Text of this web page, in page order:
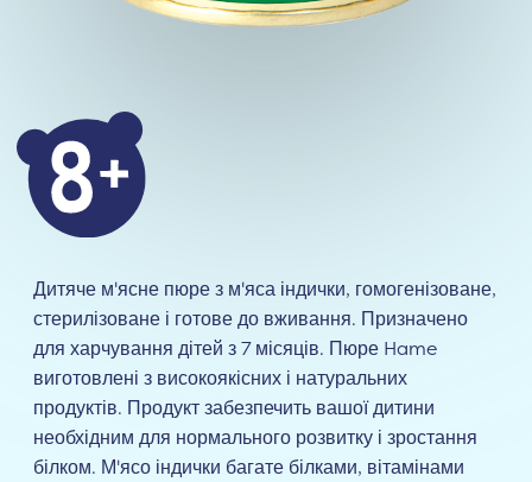
Дитяче м'ясне пюре з м'яса індички, гомогенізоване,
стерилізоване і готове до вживання. Призначено
для харчування дітей з 7 місяців. Пюре Hame
виготовлені з високоякісних і натуральних
продуктів. Продукт забезпечить вашої дитини
необхідним для нормального розвитку і зростання
білком. М'ясо індички багате білками, вітамінами